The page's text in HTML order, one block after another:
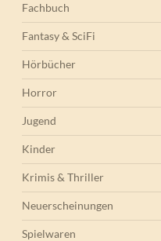
Fachbuch
Fantasy & SciFi
Hörbücher
Horror
Jugend
Kinder
Krimis & Thriller
Neuerscheinungen
Spielwaren